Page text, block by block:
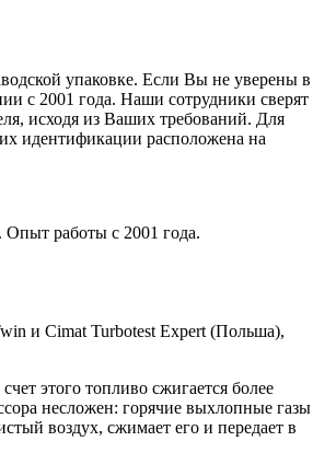
упаковке. Если Вы не уверены в
с 2001 года. Наши сотрудники сверят
исходя из Ваших требований. Для
идентификации расположена на
работы с 2001 года.
и Cimat Turbotest Expert (Польша),
этого топливо сжигается более
несложен: горячие выхлопные газы
воздух, сжимает его и передает в